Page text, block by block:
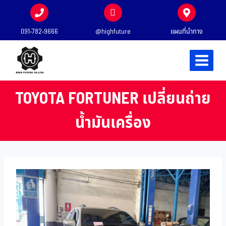
091-782-9666 @highfuture แผนที่นำทาง
TOYOTA FORTUNER เปลี่ยนถ่าย
น้ำมันเครื่อง